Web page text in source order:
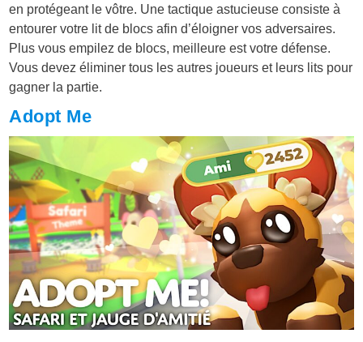
en protégeant le vôtre. Une tactique astucieuse consiste à
entourer votre lit de blocs afin d’éloigner vos adversaires.
Plus vous empilez de blocs, meilleure est votre défense.
Vous devez éliminer tous les autres joueurs et leurs lits pour
gagner la partie.
Adopt Me